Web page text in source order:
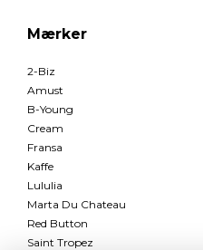
Mærker
2-Biz
Amust
B-Young
Cream
Fransa
Kaffe
Lululia
Marta Du Chateau
Red Button
Saint Tropez